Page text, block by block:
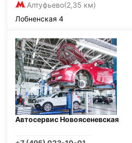
Алтуфьево(2,35 км)
Лобненская 4
Автосервис Новоясеневская